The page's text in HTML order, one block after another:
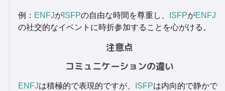
例： ENFJが ISFPの自由な時間を尊重し、 ISFPがENFJ
の社交的なイベントに時折参加することを心がける。
注意点
コミュニケーションの違い
ENFJは積極的で表現的ですが、 ISFPは内向的で静かで